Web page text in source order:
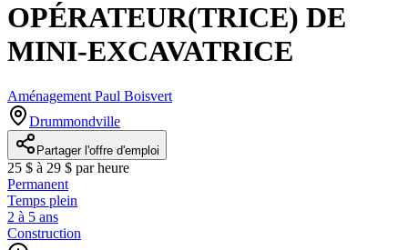
OPÉRATEUR(TRICE) DE
MINI-EXCAVATRICE
Aménagement Paul Boisvert
Drummondville
Partager l'offre d'emploi
25 $ à 29 $ par heure
Permanent
Temps plein
2 à 5 ans
Construction